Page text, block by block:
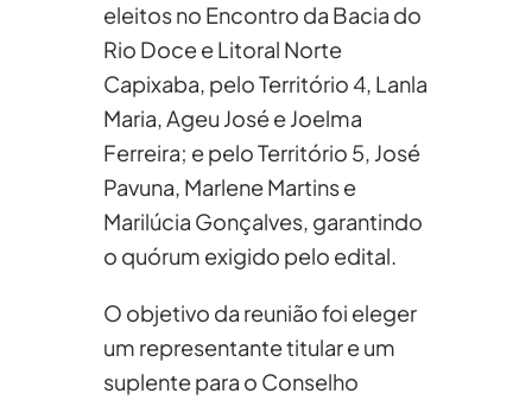
eleitos no Encontro da Bacia do
Rio Doce e Litoral Norte
Capixaba, pelo Território 4, Lanla
Maria, Ageu José e Joelma
Ferreira; e pelo Território 5, José
Pavuna, Marlene Martins e
Marilúcia Gonçalves, garantindo
o quórum exigido pelo edital.
O objetivo da reunião foi eleger
um representante titular e um
suplente para o Conselho